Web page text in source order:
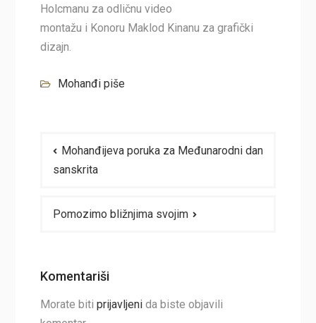
Holcmanu za odličnu video
montažu i Konoru Maklod Kinanu za grafički
dizajn.
Mohanđi piše
članaka
Mohanđijeva poruka za Međunarodni dan
sanskrita
Pomozimo bližnjima svojim
Komentariši
Morate biti prijavljenida biste objavili